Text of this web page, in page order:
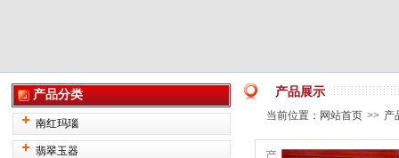
产品分类
南红玛瑙
翡翠玉器
产品展示
当前位置： 网站首页 >> 产